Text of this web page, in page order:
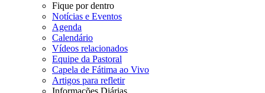
Fique por dentro
Notícias e Eventos
Agenda
Calendário
Vídeos relacionados
Equipe da Pastoral
Capela de Fátima ao Vivo
Artigos para refletir
Informações Diárias